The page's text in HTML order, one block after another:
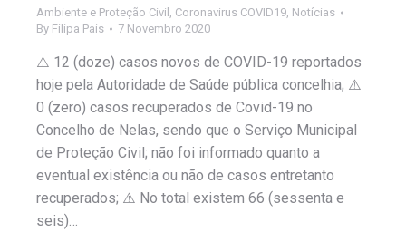
Ambiente e Proteção Civil Coronavirus COVID19 Notícias
By Filipa Pais 7 Novembro 2020
⚠️ 12 (doze) casos novos de COVID-19 reportados
hoje pela Autoridade de Saúde pública concelhia; ⚠️
0 (zero) casos recuperados de Covid-19 no
Concelho de Nelas, sendo que o Serviço Municipal
de Proteção Civil; não foi informado quanto a
eventual existência ou não de casos entretanto
recuperados; ⚠️ No total existem 66 (sessenta e
seis)…